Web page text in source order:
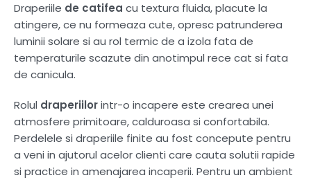
Draperiile de catifea cu textura fluida, placute la
atingere, ce nu formeaza cute, opresc patrunderea
luminii solare si au rol termic de a izola fata de
temperaturile scazute din anotimpul rece cat si fata
de canicula.
Rolul draperiilorintr-o incapere este crearea unei
atmosfere primitoare, calduroasa si confortabila.
Perdelele si draperiile finite au fost concepute pentru
a veni in ajutorul acelor clienti care cauta solutii rapide
si practice in amenajarea incaperii. Pentru un ambient